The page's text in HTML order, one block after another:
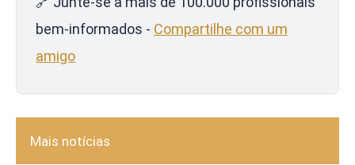
bem-informados - Compartilhe com um
amigo
Mais notícias